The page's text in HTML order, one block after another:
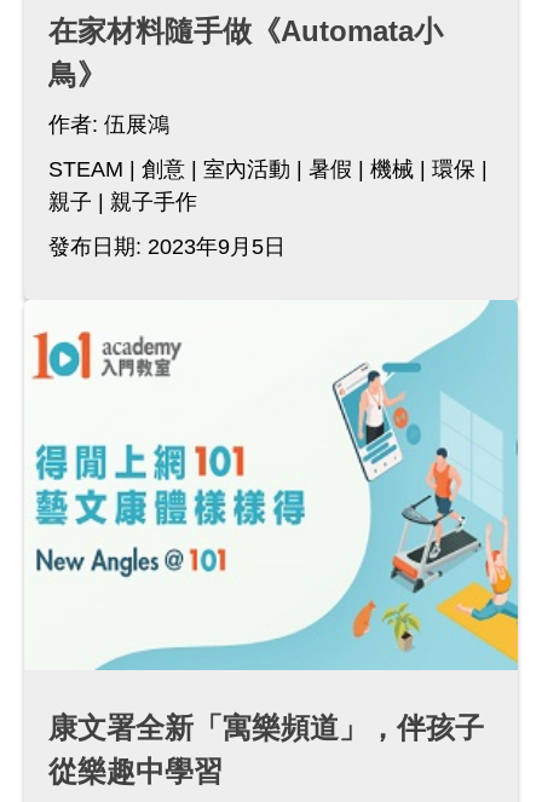
在家材料隨手做《Automata小
鳥》
作者: 伍展鴻
STEAM
創意 室內活動 暑假 機械
環保
親子
親子手作
發布日期: 2023年9月5日
康文署全新「寓樂頻道」，伴孩子
從樂趣中學習